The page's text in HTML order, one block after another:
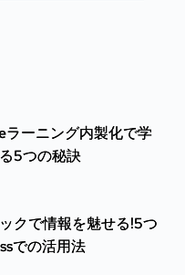
ラーニング内製化で学
5つの秘訣
クで情報を魅せる!5つ
での活用法